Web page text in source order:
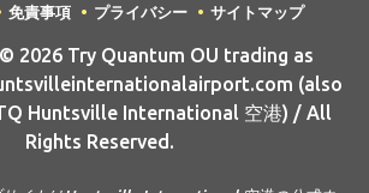
免責事項 プライバシー サイトマップ
© 2026 Try Quantum OU trading as
(also
Huntsville International 空港) / All
Rights Reserved.